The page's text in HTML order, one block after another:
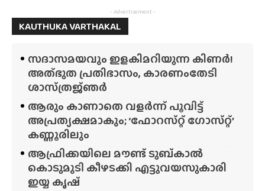
- Advertisement -
KAUTHUKA VARTHAKAL
സദാസമയവും ഇളകിമറിയുന്ന കിണർ!
അത്‌ഭുത പ്രതിഭാസം, കാരണംതേടി
ശാസ്‌ത്രജ്‌ഞർ
ആരും കാണാതെ വളർന്ന് പൂവിട്ട്
അപ്രത്യക്ഷമാകും; ‘ഫോറസ്‌റ്റ്‌ ഗോസ്‌റ്റ്’
കണ്ണൂരിലും
ആഫ്രിക്കയിലെ മൗണ്ട് ടുബ്‌കാൽ
കൊടുമുടി കീഴടക്കി എട്ടുവയസുകാരി
ഇയ്യ കൃഷ്